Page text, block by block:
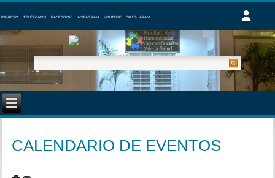
INGRESO TELÉFONOS FACEBOOK INSTAGRAM YOUTUBE SIU GUARANI
CALENDARIO DE EVENTOS